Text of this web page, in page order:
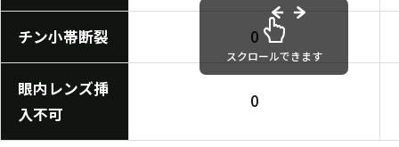
チン小帯断裂 0
眼内レンズ挿
入不可
0
スクロールできます